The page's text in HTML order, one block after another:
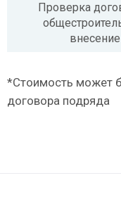
Проверка
*Стоимость может
договора подряда